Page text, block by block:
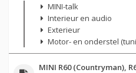
MINI-talk
Interieur en audio
Exterieur
Motor- en onderstel
MINI R60 (Countryman),